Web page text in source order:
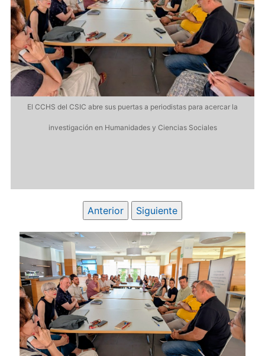
El CCHS del CSIC abre sus puertas a periodistas para acercar la
investigación en Humanidades y Ciencias Sociales
Anterior Siguiente